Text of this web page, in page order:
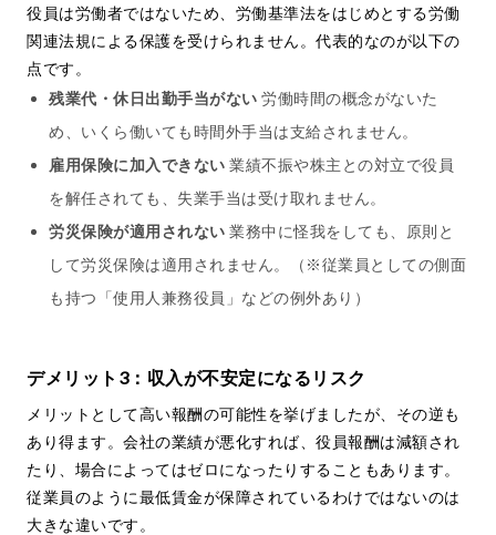
役員は労働者ではないため、労働基準法をはじめとする労働
関連法規による保護を受けられません。代表的なのが以下の
点です。
残業代・休日出勤手当がない 労働時間の概念がないた
め、いくら働いても時間外手当は支給されません。
雇用保険に加入できない 業績不振や株主との対立で役員
を解任されても、失業手当は受け取れません。
労災保険が適用されない 業務中に怪我をしても、原則と
して労災保険は適用されません。（※従業員としての側面
も持つ「使用人兼務役員」などの例外あり）
デメリット3：収入が不安定になるリスク
メリットとして高い報酬の可能性を挙げましたが、その逆も
あり得ます。会社の業績が悪化すれば、役員報酬は減額され
たり、場合によってはゼロになったりすることもあります。
従業員のように最低賃金が保障されているわけではないのは
大きな違いです。